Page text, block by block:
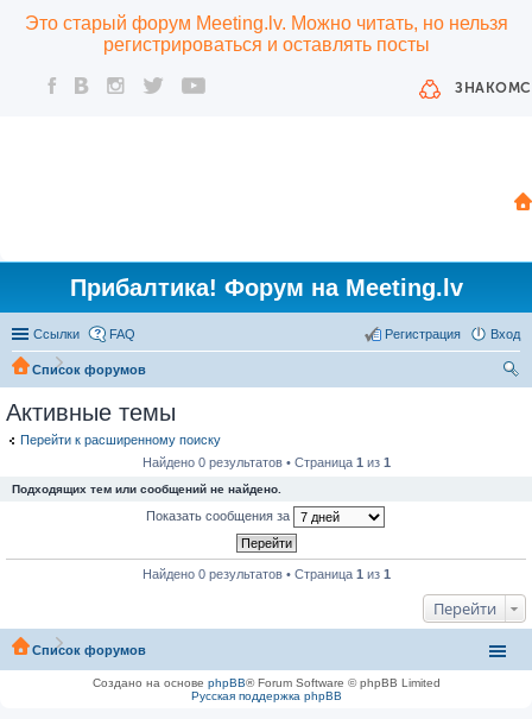
Это старый форум Meeting.lv. Можно читать, но нельзя
регистрироваться и оставлять посты
Прибалтика! Форум на Meeting.lv
Ссылки FAQ Вход
Регистрация
Список форумов
Активные темы
Перейти к расширенному поиску
Найдено 0 результатов • Страница 1 из 1
Подходящих тем или сообщений не найдено.
Показать сообщения за
Найдено 0 результатов • Страница 1 из 1
Перейти
Список форумов
Создано на основе phpBB® Forum Software © phpBB Limited
Русская поддержка phpBB